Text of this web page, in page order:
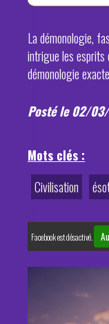
La démonologie,
intrigue les esprits
démonologie
Posté le 02/
Mots clés :
Civilisation
Facebook est désactivé.